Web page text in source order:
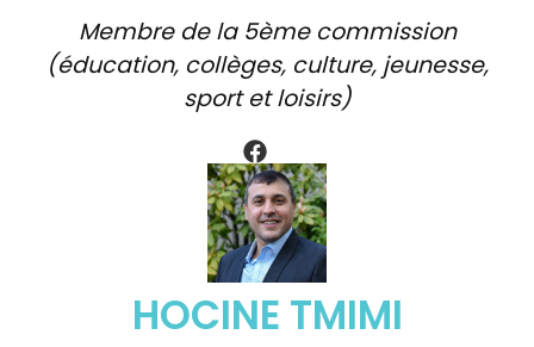
Membre de la 5ème commission
(éducation, collèges, culture, jeunesse,
sport et loisirs)
HOCINE TMIMI